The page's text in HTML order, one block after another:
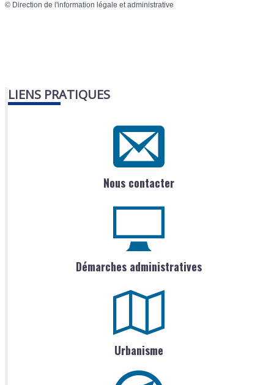
© Direction de l'information légale et administrative
LIENS PRATIQUES
Nous contacter
Démarches administratives
Urbanisme